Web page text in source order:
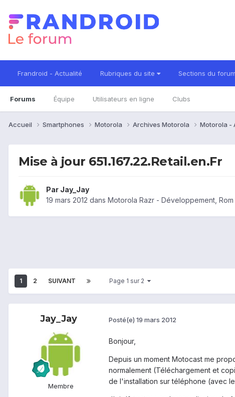
Frandroid - Actualité Rubriques du site Sections du forum
Forums Équipe Utilisateurs en ligne Clubs
Accueil Smartphones Motorola Archives Motorola Motorola -
Mise à jour 651.167.22.Retail.en.Fr
Par Jay_Jay
19 mars 2012 dans Motorola Razr - Développement, Rom
1 2 SUIVANT Page 1 sur 2
Jay_Jay
Membre
Posté(e) 19 mars 2012
Bonjour,
Depuis un moment Motocast me
normalement (Téléchargement et
de l'installation sur téléphone (avec